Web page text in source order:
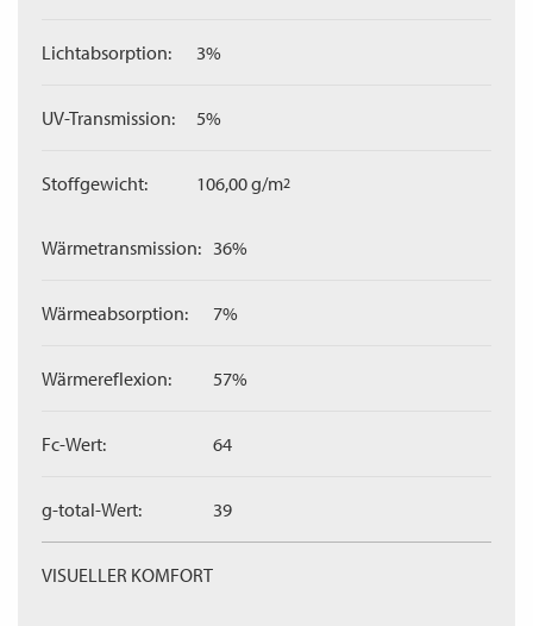
Lichtabsorption: 3%
UV-Transmission: 5%
Stoffgewicht: 106,00 g/m2
Wärmetransmission: 36%
Wärmeabsorption: 7%
Wärmereflexion: 57%
Fc-Wert: 64
g-total-Wert: 39
VISUELLER KOMFORT